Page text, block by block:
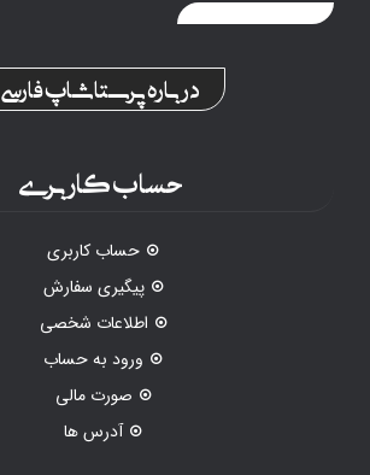
درباره پرستاشاپ فارسی
حساب کاربری
حساب کاربری
پیگیری سفارش
اطلاعات شخصی
ورود به حساب
صورت مالی
آدرس ها